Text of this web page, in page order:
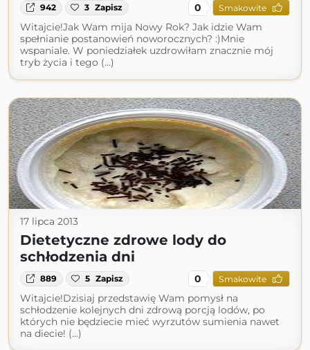
942 3 Zapisz 0 Smakowite
Witajcie!Jak Wam mija Nowy Rok? Jak idzie Wam
spełnianie postanowień noworocznych? :)Mnie
wspaniale. W poniedziałek uzdrowiłam znacznie mój
tryb życia i tego (...)
17 lipca 2013
Dietetyczne zdrowe lody do
schłodzenia dni
889 5 Zapisz 0 Smakowite
Witajcie!Dzisiaj przedstawię Wam pomysł na
schłodzenie kolejnych dni zdrową porcją lodów, po
których nie będziecie mieć wyrzutów sumienia nawet
na diecie! (...)